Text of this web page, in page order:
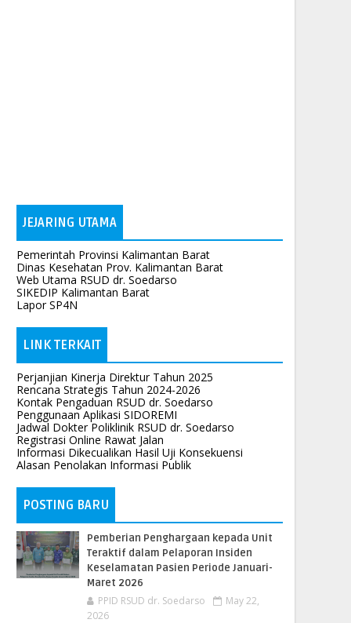
JEJARING UTAMA
Pemerintah Provinsi Kalimantan Barat
Dinas Kesehatan Prov. Kalimantan Barat
Web Utama RSUD dr. Soedarso
SIKEDIP Kalimantan Barat
Lapor SP4N
LINK TERKAIT
Perjanjian Kinerja Direktur Tahun 2025
Rencana Strategis Tahun 2024-2026
Kontak Pengaduan RSUD dr. Soedarso
Penggunaan Aplikasi SIDOREMI
Jadwal Dokter Poliklinik RSUD dr. Soedarso
Registrasi Online Rawat Jalan
Informasi Dikecualikan Hasil Uji Konsekuensi
Alasan Penolakan Informasi Publik
POSTING BARU
Pemberian Penghargaan kepada Unit
Teraktif dalam Pelaporan Insiden
Keselamatan Pasien Periode Januari-
Maret 2026
PPID RSUD dr. Soedarso
May 22,
2026